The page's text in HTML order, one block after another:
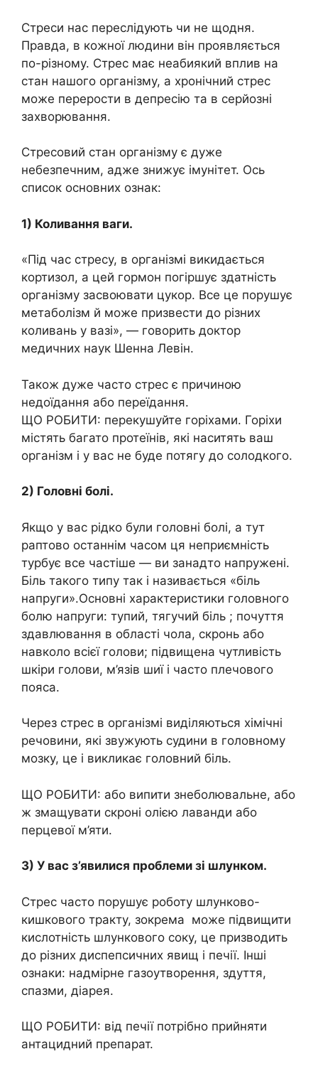
Стреси нас переслідують чи не щодня.
Правда, в кожної людини він проявляється
по-різному. Стрес має неабиякий вплив на
стан нашого організму, а хронічний стрес
може перерости в депресію та в серйозні
захворювання.
Стресовий стан організму є дуже
небезпечним, адже знижує імунітет. Ось
список основних ознак:
1) Коливання ваги.
«Під час стресу, в організмі викидається
кортизол, а цей гормон погіршує здатність
організму засвоювати цукор. Все це порушує
метаболізм й може призвести до різних
коливань у вазі», — говорить доктор
медичних наук Шенна Левін.
Також дуже часто стрес є причиною
недоїдання або переїдання.
ЩО РОБИТИ: перекушуйте горіхами. Горіхи
містять багато протеїнів, які наситять ваш
організм і у вас не буде потягу до солодкого.
2) Головні болі.
Якщо у вас рідко були головні болі, а тут
раптово останнім часом ця неприємність
турбує все частіше — ви занадто напружені.
Біль такого типу так і називається «біль
напруги».Основні характеристики головного
болю напруги: тупий, тягучий біль ; почуття
здавлювання в області чола, скронь або
навколо всієї голови; підвищена чутливість
шкіри голови, м’язів шиї і часто плечового
пояса.
Через стрес в організмі виділяються хімічні
речовини, які звужують судини в головному
мозку, це і викликає головний біль.
ЩО РОБИТИ: або випити знеболювальне, або
ж змащувати скроні олією лаванди або
перцевої м’яти.
3) У вас з’явилися проблеми зі шлунком.
Стрес часто порушує роботу шлунково-
кишкового тракту, зокрема може підвищити
кислотність шлункового соку, це призводить
до різних диспепсичних явищ і печії. Інші
ознаки: надмірне газоутворення, здуття,
спазми, діарея.
ЩО РОБИТИ: від печії потрібно прийняти
антацидний препарат.